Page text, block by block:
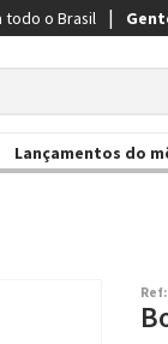
todo o Brasil
Lançamentos do
Ref: